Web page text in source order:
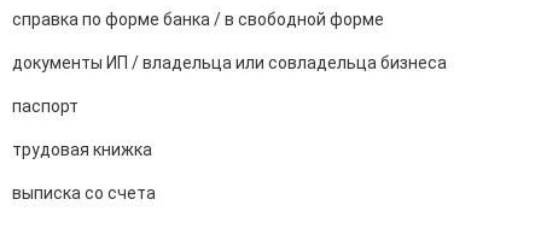
справка по форме банка / в свободной форме
документы ИП / владельца или совладельца бизнеса
паспорт
трудовая книжка
выписка со счета